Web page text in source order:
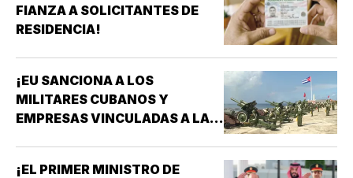
FIANZA A SOLICITANTES DE
RESIDENCIA!
¡EU SANCIONA A LOS
MILITARES CUBANOS Y
EMPRESAS VINCULADAS A LA
¡EL PRIMER MINISTRO DE